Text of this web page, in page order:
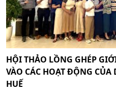
HỘI THẢO LỒNG GHÉP
VÀO CÁC HOẠT ĐỘNG
HUẾ